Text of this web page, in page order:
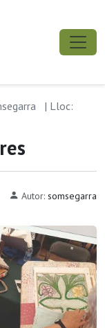
| Lloc:
Autor: somsegarra